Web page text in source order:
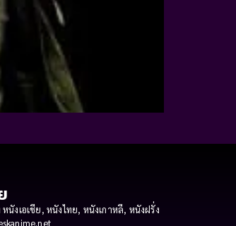
งเอเชีย, หนังไทย, หนังเกาหลี, หนังฝรั่ง